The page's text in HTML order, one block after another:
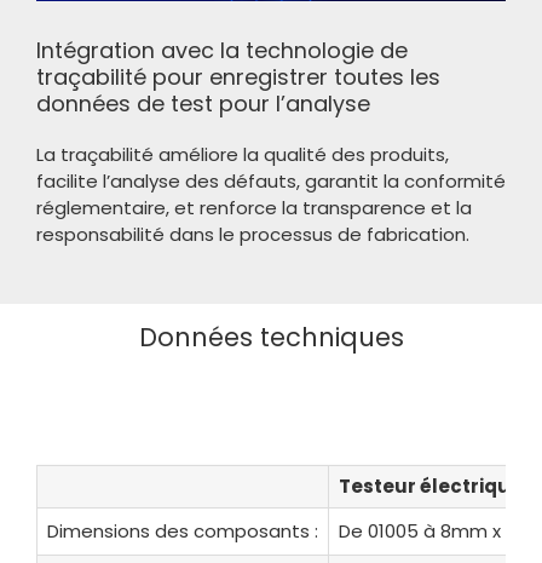
Intégration avec la technologie de
traçabilité pour enregistrer toutes les
données de test pour l’analyse
La traçabilité améliore la qualité des produits,
facilite l’analyse des défauts, garantit la conformité
réglementaire, et renforce la transparence et la
responsabilité dans le processus de fabrication.
Données techniques
Testeur électrique
Dimensions des composants :
De 01005 à 8mm x